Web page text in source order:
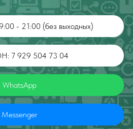
- 21:00 (без выходных)
7 929 504 73 04
WhatsApp
Messenger